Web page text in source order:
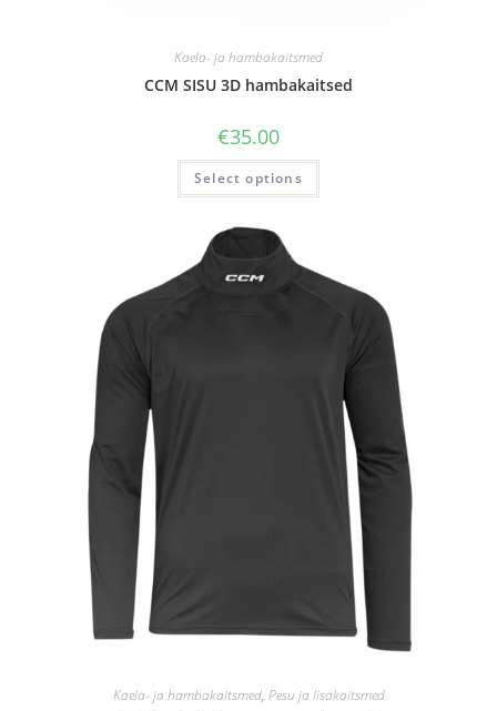
Kaela- ja hambakaitsmed
CCM SISU 3D hambakaitsed
€35.00
Select options
Kaela- ja hambakaitsmed, Pesu ja lisakaitsmed